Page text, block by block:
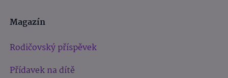
Magazín
Rodičovský příspěvek
Přídavek na dítě